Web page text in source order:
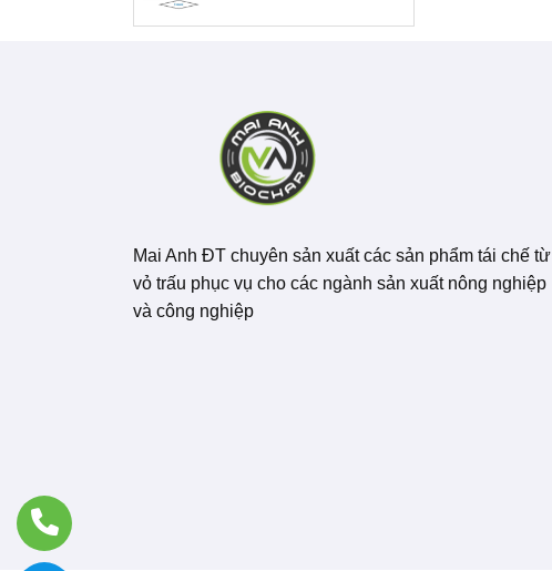
Mai Anh ĐT chuyên sản xuất các sản phẩm tái chế từ
vỏ trấu phục vụ cho các ngành sản xuất nông nghiệp
và công nghiệp